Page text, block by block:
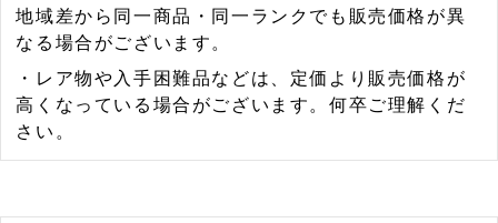
地域差から同一商品・同一ランクでも販売価格が異
なる場合がございます。
・レア物や入手困難品などは、定価より販売価格が
高くなっている場合がございます。何卒ご理解くだ
さい。